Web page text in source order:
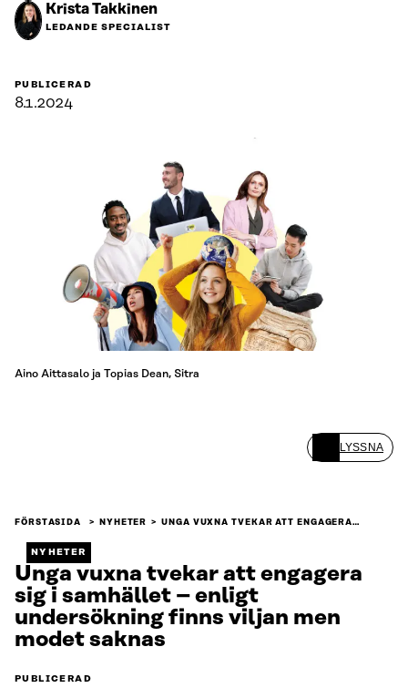
Krista Takkinen
LEDANDE SPECIALIST
PUBLICERAD
8.1.2024
Aino Aittasalo ja Topias Dean, Sitra
LYSSNA
FÖRSTASIDA NYHETER UNGA VUXNA TVEKAR ATT ENGAGERA…
NYHETER
Unga vuxna tvekar att engagera
sig i samhället – enligt
undersökning finns viljan men
modet saknas
PUBLICERAD